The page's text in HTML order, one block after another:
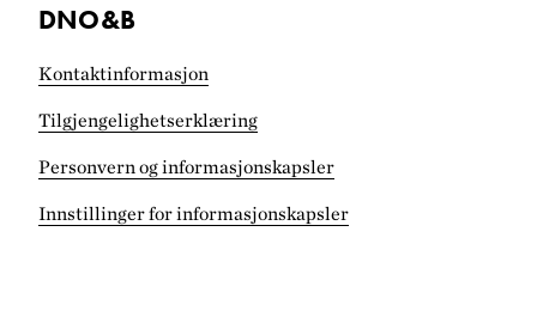
DNO&B
Kontaktinformasjon
Tilgjengelighets­erklæring
Personvern og informasjonskapsler
Innstillinger for informasjonskapsler